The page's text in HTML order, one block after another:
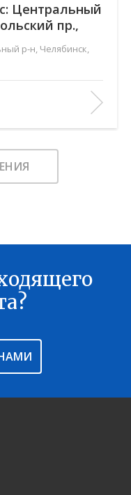
Центральный
пр.,
р-н, Челябинск,
Ньютон
1
37.7 м